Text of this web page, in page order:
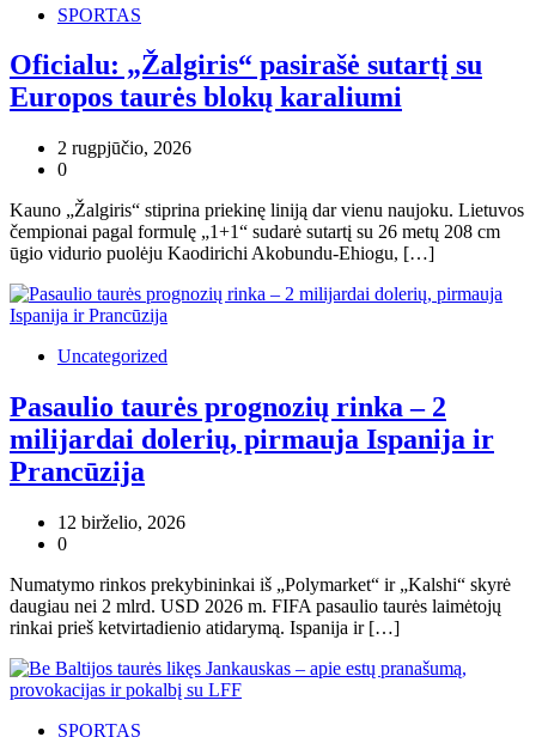
SPORTAS
Oficialu: „Žalgiris“ pasirašė sutartį su
Europos taurės blokų karaliumi
2 rugpjūčio, 2026
0
Kauno „Žalgiris“ stiprina priekinę liniją dar vienu naujoku. Lietuvos
čempionai pagal formulę „1+1“ sudarė sutartį su 26 metų 208 cm
ūgio vidurio puolėju Kaodirichi Akobundu-Ehiogu, […]
Uncategorized
Pasaulio taurės prognozių rinka – 2
milijardai dolerių, pirmauja Ispanija ir
Prancūzija
12 birželio, 2026
0
Numatymo rinkos prekybininkai iš „Polymarket“ ir „Kalshi“ skyrė
daugiau nei 2 mlrd. USD 2026 m. FIFA pasaulio taurės laimėtojų
rinkai prieš ketvirtadienio atidarymą. Ispanija ir […]
SPORTAS